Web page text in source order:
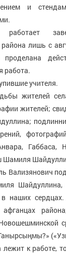
и
работает
района лишь с
работа.
учителя.
жителей
жителей;
Габбаса,
Шамиля
Вализянович
наших сердцах.
к работе,